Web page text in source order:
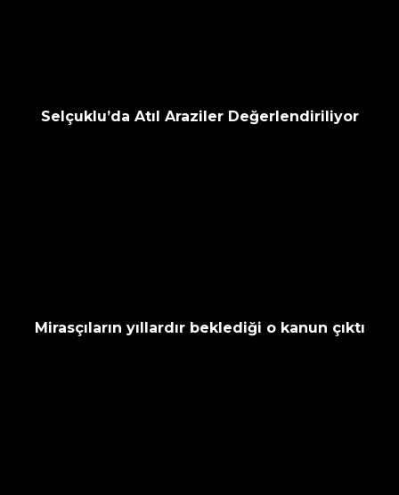
Selçuklu’da Atıl Araziler Değerlendiriliyor
Mirasçıların yıllardır beklediği o kanun çıktı